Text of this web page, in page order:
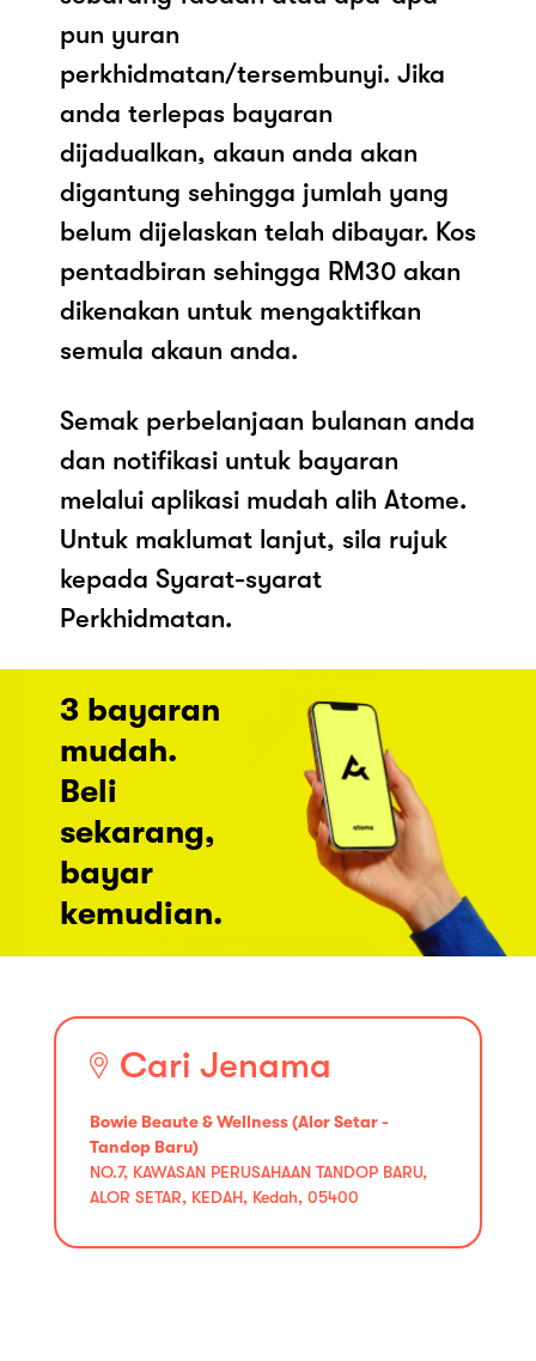
pun yuran
perkhidmatan/tersembunyi. Jika
anda terlepas bayaran
dijadualkan, akaun anda akan
digantung sehingga jumlah yang
belum dijelaskan telah dibayar. Kos
pentadbiran sehingga RM30 akan
dikenakan untuk mengaktifkan
semula akaun anda.
Semak perbelanjaan bulanan anda
dan notifikasi untuk bayaran
melalui aplikasi mudah alih Atome.
Untuk maklumat lanjut, sila rujuk
kepada Syarat-syarat
Perkhidmatan.
3 bayaran
mudah.
Beli
sekarang,
bayar
kemudian.
Cari Jenama
Bowie Beaute & Wellness (Alor Setar -
Tandop Baru)
NO.7, KAWASAN PERUSAHAAN TANDOP BARU,
ALOR SETAR, KEDAH, Kedah, 05400